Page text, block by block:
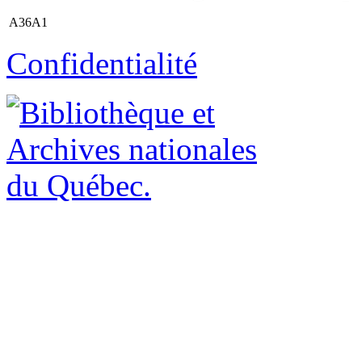
A36A1
Confidentialité